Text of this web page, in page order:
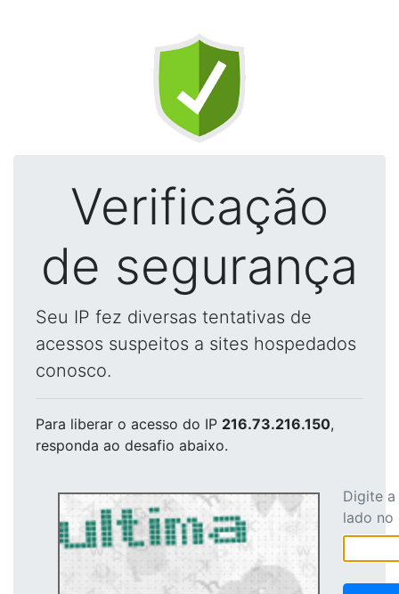
Verificação
de segurança
Seu IP fez diversas tentativas de
acessos suspeitos a sites hospedados
conosco.
Para liberar o acesso do IP 216.73.216.150,
responda ao desafio abaixo.
Digite
lado no